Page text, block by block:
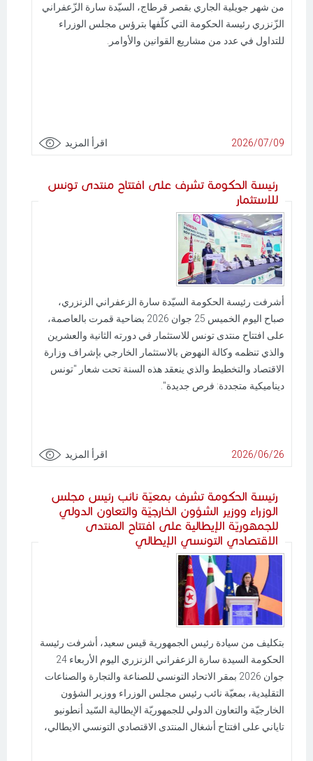
من شهر جويلية الجاري بقصر قرطاج، السيّدة سارة الزّعفراني
الزّنزري رئيسة الحكومة التي كلّفها بترؤس مجلس الوزراء
للتداول في عدد من مشاريع القوانين والأوامر.
2026/07/09 اقرأ المزيد
رئيسة الحكومة تشرف على افتتاح منتدى تونس
للاستثمار
أشرفت رئيسة الحكومة السيّدة سارة الزعفراني الزنزري،
صباح اليوم الخميس 25 جوان 2026 بضاحية قمرت بالعاصمة،
على افتتاح منتدى تونس للاستثمار في دورته الثانية والعشرين
والذي تنظمه وكالة النهوض بالاستثمار الخارجي بإشراف وزارة
الاقتصاد والتخطيط والذي ينعقد هذه السنة تحت شعار "تونس
ديناميكية متجددة: فرص جديدة".
2026/06/26 اقرأ المزيد
رئيسة الحكومة تشرف بمعيّة نائب رئيس مجلس
الوزراء ووزير الشؤون الخارجيّة والتعاون الدولي
للجمهوريّة الإيطالية على افتتاح المنتدى
الاقتصادي التونسي الإيطالي
بتكليف من سيادة رئيس الجمهورية قيس سعيد، أشرفت رئيسة
الحكومة السيدة سارة الزعفراني الزنزري اليوم الأربعاء 24
جوان 2026 بمقر الاتحاد التونسي للصناعة والتجارة والصناعات
التقليدية، بمعيّة نائب رئيس مجلس الوزراء ووزير الشؤون
الخارجيّة والتعاون الدولي للجمهوريّة الإيطالية السّيد أنطونيو
تاياني على افتتاح أشغال المنتدى الاقتصادي التونسي الايطالي،